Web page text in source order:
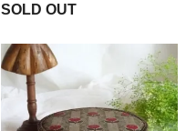
SOLD OUT